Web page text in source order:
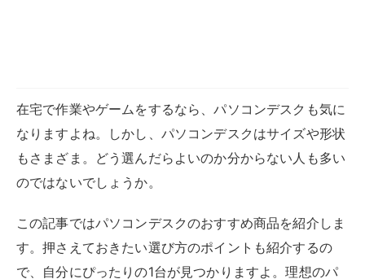
パソコンデスクは必要？普通の机とは違う？
パソコンデスクの選び方
天板のサイズで選ぶ
デザイン・形状で選ぶ
収納ラック付きや折りたたみなどの機能性